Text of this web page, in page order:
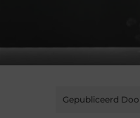
Gepubliceerd